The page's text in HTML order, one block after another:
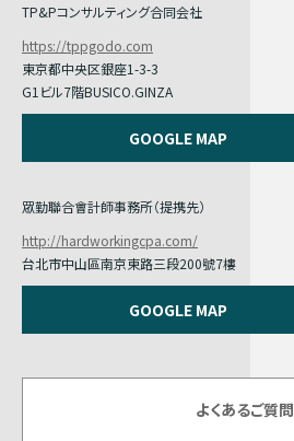
TP&Pコンサルティング合同会社
https://tppgodo.com
東京都中央区銀座1-3-3
G1ビル7階BUSICO.GINZA
GOOGLE MAP
眾勤聯合會計師事務所（提携先）
http://hardworkingcpa.com/
台北市中山區南京東路三段200號7樓
GOOGLE MAP
よくあるご質問